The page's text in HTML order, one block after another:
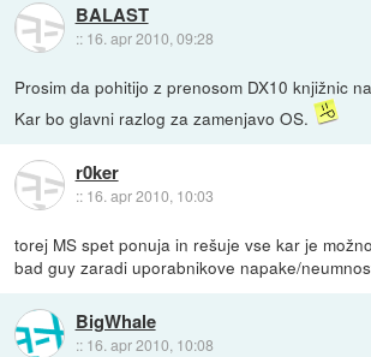
BALAST
:: 16. apr 2010, 09:28
Prosim da pohitijo z prenosom DX10 knjižnic
Kar bo glavni razlog za zamenjavo OS.
r0ker
:: 16. apr 2010, 10:03
torej MS spet ponuja in rešuje vse kar je
bad guy zaradi uporabnikove napake/
BigWhale
:: 16. apr 2010, 10:08